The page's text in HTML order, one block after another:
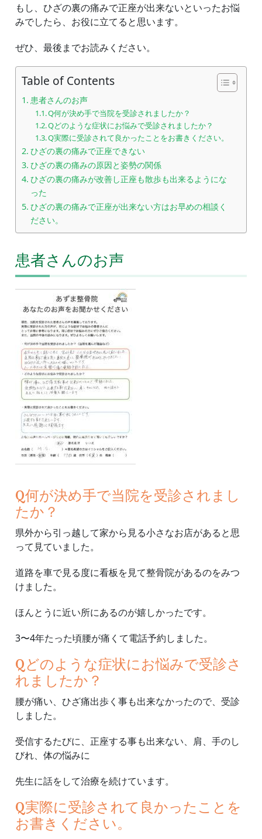
もし、ひざの裏の痛みで正座が出来ないといったお悩
みでしたら、お役に立てると思います。
ぜひ、最後までお読みください。
Table of Contents
患者さんのお声
Q何が決め手で当院を受診されましたか？
Qどのような症状にお悩みで受診されましたか？
Q実際に受診されて良かったことをお書きください。
ひざの裏の痛みで正座できない
ひざの裏の痛みの原因と姿勢の関係
ひざの裏の痛みが改善し正座も散歩も出来るようにな
った
ひざの裏の痛みで正座が出来ない方はお早めの相談く
ださい。
患者さんのお声
Q何が決め手で当院を受診されまし
たか？
県外から引っ越して家から見る小さなお店があると思
って見ていました。
道路を車で見る度に看板を見て整骨院があるのをみつ
けました。
ほんとうに近い所にあるのが嬉しかったです。
3〜4年たった頃腰が痛くて電話予約しました。
Qどのような症状にお悩みで受診さ
れましたか？
腰が痛い、ひざ痛出歩く事も出来なかったので、受診
しました。
受信するたびに、正座する事も出来ない、肩、手のし
びれ、体の悩みに
先生に話をして治療を続けています。
Q実際に受診されて良かったことを
お書きください。